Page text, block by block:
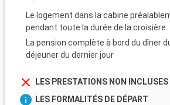
Le logement dans la cabine
pendant toute la durée de la croisière
La pension complète à bord du dîner
déjeuner du dernier jour
LES PRESTATIONS NON INCLUSES
LES FORMALITÉS DE DÉPART